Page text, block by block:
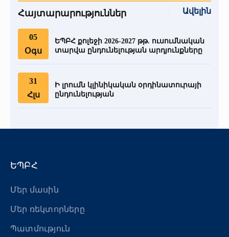
Հայտարարություններ Ավելին
05
Օգս
ԵՊԲՀ քոլեջի 2026-2027 թթ. ուսումնական
տարվա ընդունելության արդյունքները
31
Հլս
Ի լրումն կլինիկական օրդինատուրայի
ընդունելության
ԵՊԲՀ
Մեր մասին
Մեր ռեկտորները
Պատմություն